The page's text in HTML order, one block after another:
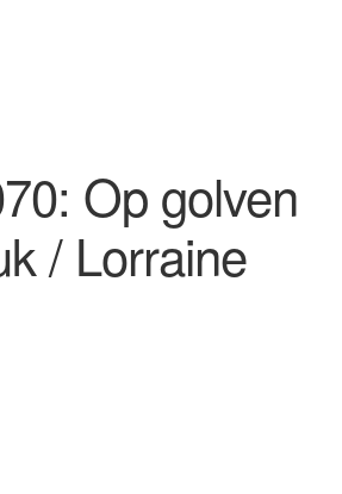
Op golven
/ Lorraine